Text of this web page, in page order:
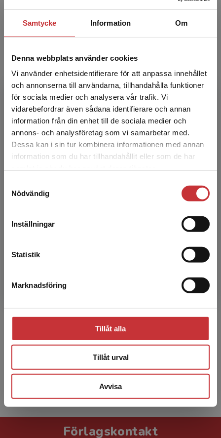
Samtycke Information Om
Denna webbplats använder cookies
Vi använder enhetsidentifierare för att anpassa innehållet
och annonserna till användarna, tillhandahålla funktioner
för sociala medier och analysera vår trafik. Vi
vidarebefordrar även sådana identifierare och annan
information från din enhet till de sociala medier och
annons- och analysföretag som vi samarbetar med.
Dessa kan i sin tur kombinera informationen med annan
information som du har tillhandahållit eller som de har
Nödvändig
Inställningar
Statistik
Marknadsföring
Tillåt alla
Tillåt urval
Avvisa
Begränsad fraktregion
Det verkar som att du besöker
studentlitteratur.se via en enhet utanför Sverige.
Vi erbjuder inte leveranser utanför Sverige. För
att kunna slutföra ett köp måste
Anna Fogelberg Eriksson är universitetslektor i
pedagogik vid Institutionen för
Henrik Kock
Henrik Kock är verksam vid HELIX VINN
Excellence Centre, Linköpings universitet. Han
arbetsorganisation, kompetens...
inriktning mot arbetslivsfrågor vid Linköpings
HR-området, ...
Visa alla - 8
Förlagskontakt